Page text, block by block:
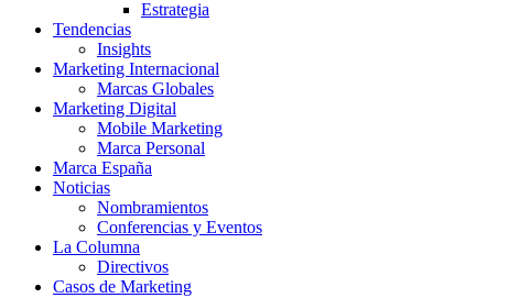
Estrategia
Tendencias
Insights
Marketing Internacional
Marcas Globales
Marketing Digital
Mobile Marketing
Marca Personal
Marca España
Noticias
Nombramientos
Conferencias y Eventos
La Columna
Directivos
Casos de Marketing